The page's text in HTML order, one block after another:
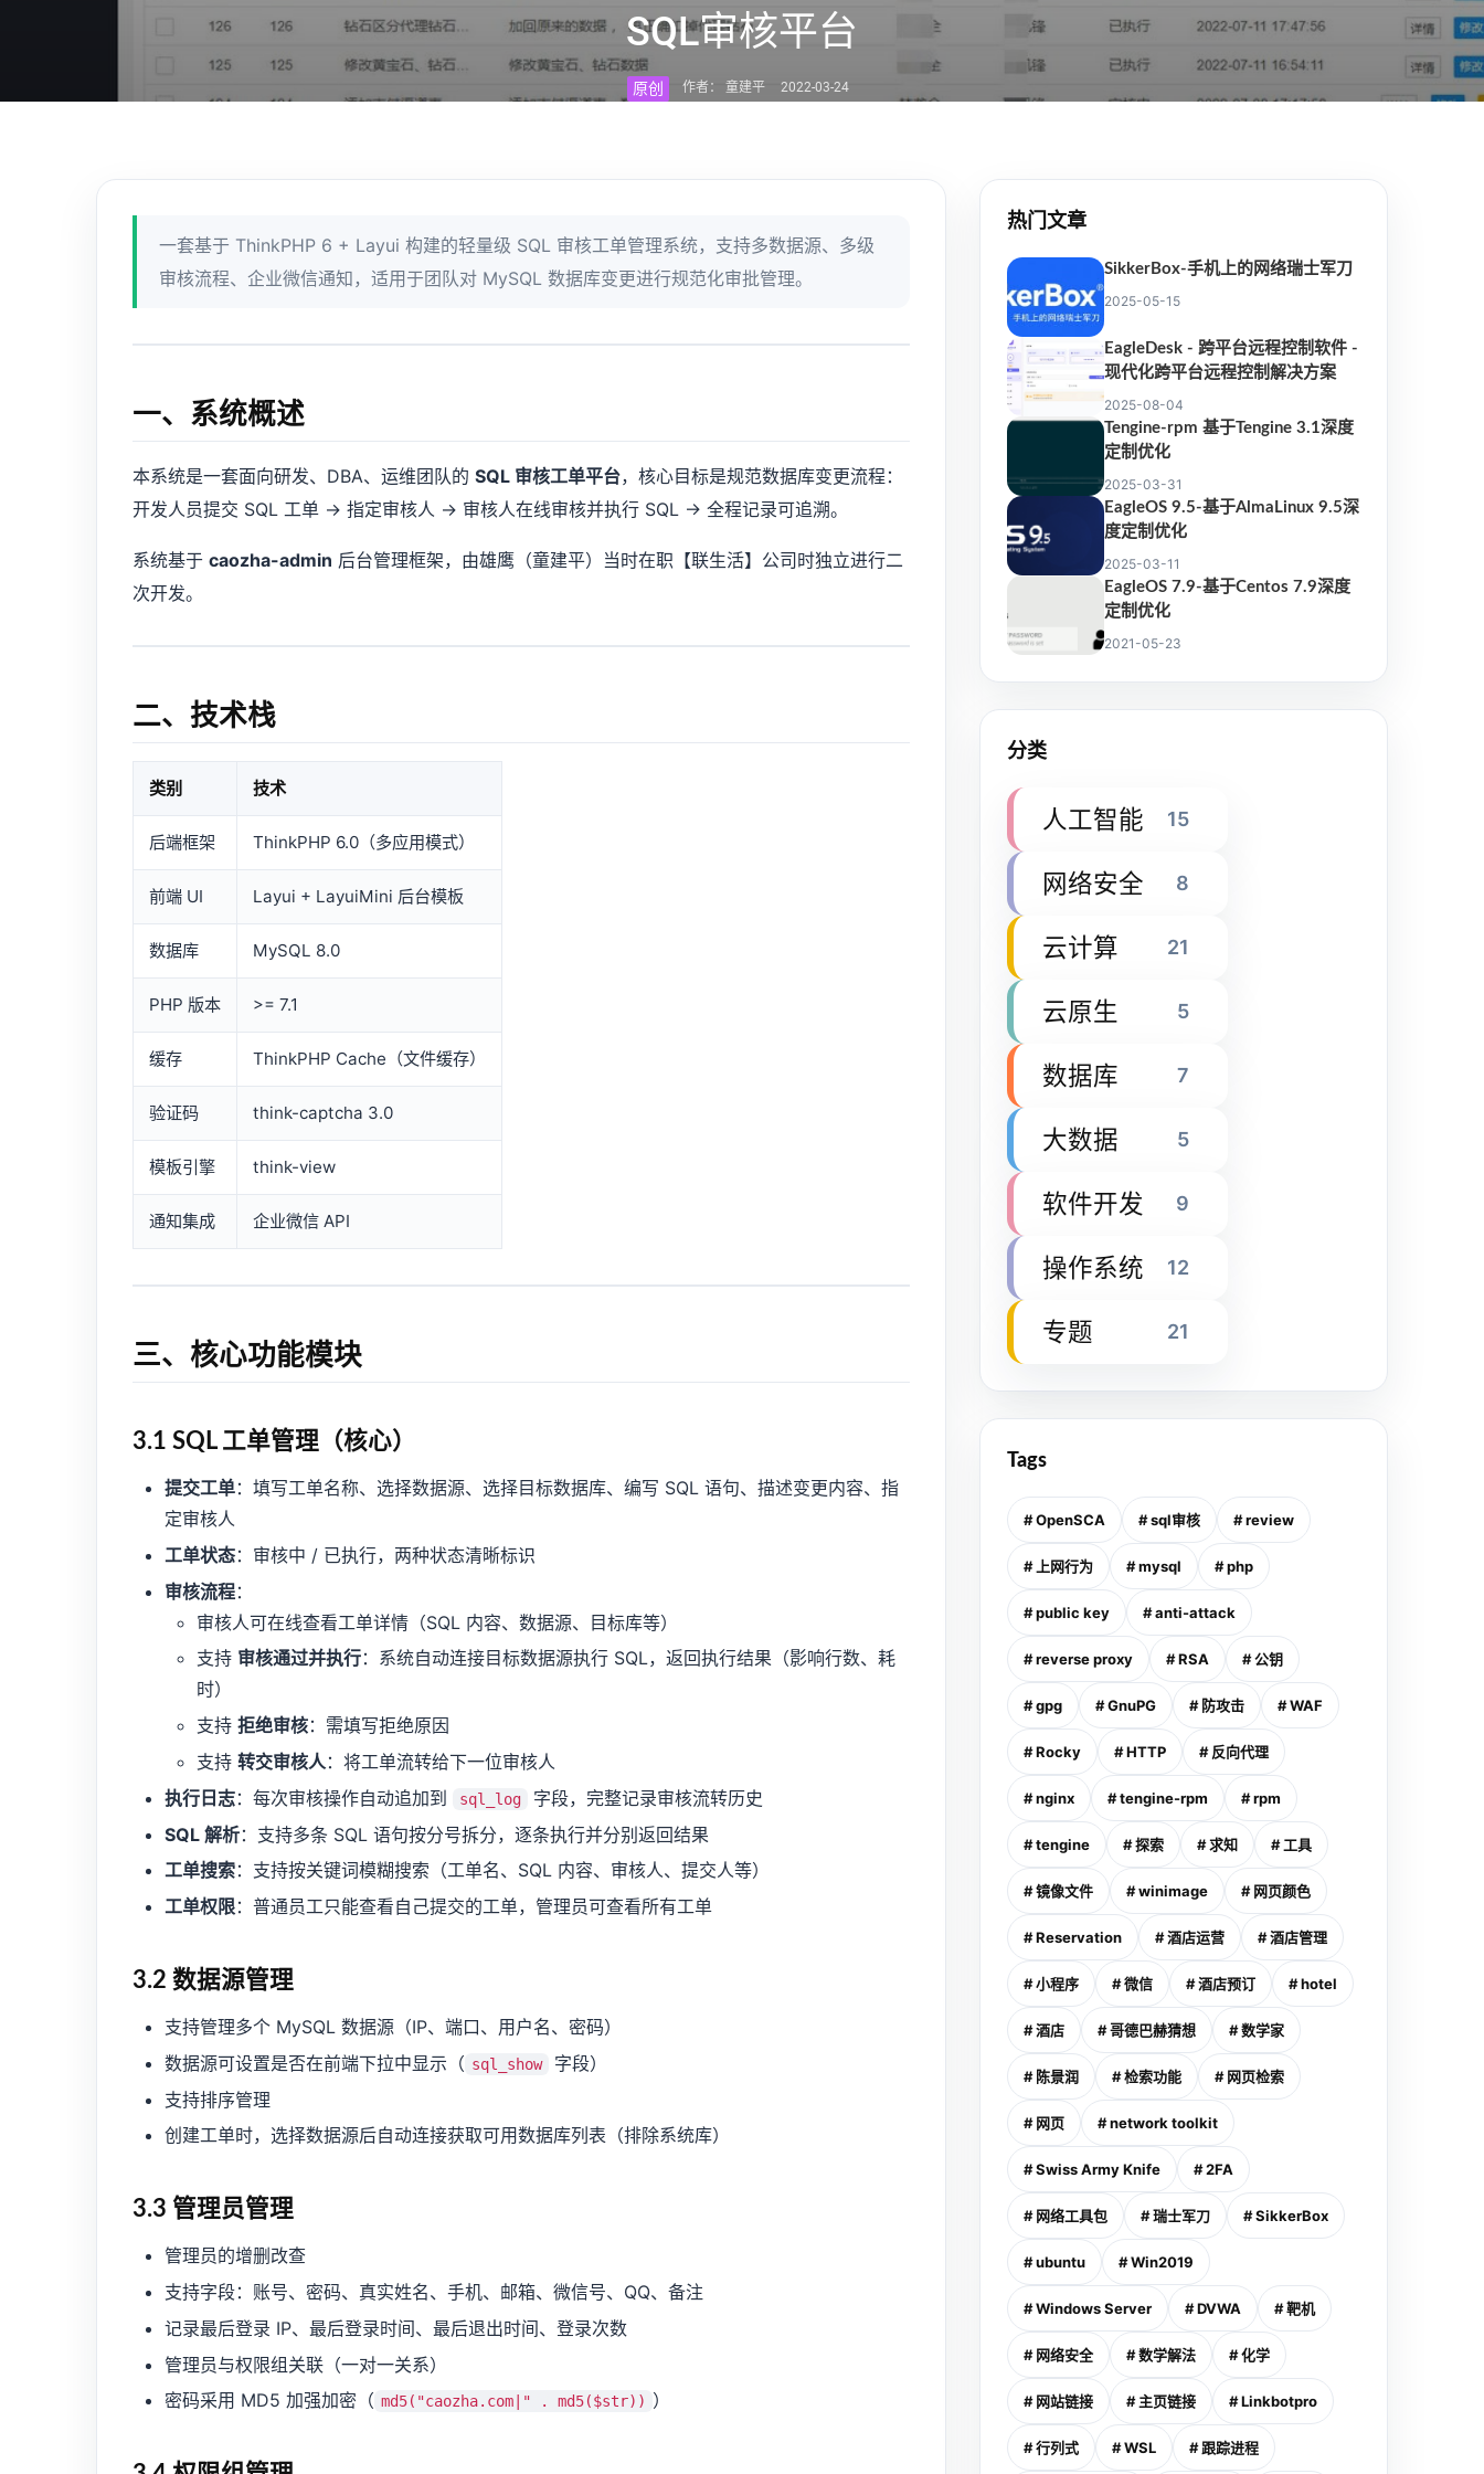
SQL审核平台
原创 作者： 童建平 2022-03-24
一套基于 ThinkPHP 6 + Layui 构建的轻量级 SQL 审核工单管理系统，支持多数据源、多级
审核流程、企业微信通知，适用于团队对 MySQL 数据库变更进行规范化审批管理。
一、系统概述
本系统是一套面向研发、DBA、运维团队的 SQL 审核工单平台，核心目标是规范数据库变更流程：
开发人员提交 SQL 工单 → 指定审核人 → 审核人在线审核并执行 SQL → 全程记录可追溯。
系统基于 caozha-admin 后台管理框架，由雄鹰（童建平）当时在职【联生活】公司时独立进行二
次开发。
二、技术栈
类别 技术
后端框架 ThinkPHP 6.0（多应用模式）
前端 UI Layui + LayuiMini 后台模板
数据库 MySQL 8.0
PHP 版本 >= 7.1
缓存 ThinkPHP Cache（文件缓存）
验证码 think-captcha 3.0
模板引擎 think-view
通知集成 企业微信 API
三、核心功能模块
3.1 SQL 工单管理（核心）
提交工单：填写工单名称、选择数据源、选择目标数据库、编写 SQL 语句、描述变更内容、指
定审核人
工单状态：审核中 / 已执行，两种状态清晰标识
审核流程：
审核人可在线查看工单详情（SQL 内容、数据源、目标库等）
支持 审核通过并执行：系统自动连接目标数据源执行 SQL，返回执行结果（影响行数、耗
时）
支持 拒绝审核：需填写拒绝原因
支持 转交审核人 ：将工单流转给下一位审核人
执行日志：每次审核操作自动追加到 sql_log
字段，完整记录审核流转历史
SQL 解析：支持多条 SQL 语句按分号拆分，逐条执行并分别返回结果
工单搜索：支持按关键词模糊搜索（工单名、SQL 内容、审核人、提交人等）
工单权限：普通员工只能查看自己提交的工单，管理员可查看所有工单
3.2 数据源管理
支持管理多个 MySQL 数据源（IP、端口、用户名、密码）
数据源可设置是否在前端下拉中显示（ sql_show
字段）
支持排序管理
创建工单时，选择数据源后自动连接获取可用数据库列表（排除系统库）
3.3 管理员管理
管理员的增删改查
支持字段：账号、密码、真实姓名、手机、邮箱、微信号、QQ、备注
记录最后登录 IP、最后登录时间、最后退出时间、登录次数
管理员与权限组关联（一对一关系）
密码采用 MD5 加强加密（ md5("caozha.com|" . md5($str)) ）
热门文章
SikkerBox-手机上的网络瑞士军刀
2025-05-15
EagleDesk - 跨平台远程控制软件 -
现代化跨平台远程控制解决方案
2025-08-04
Tengine-rpm 基于Tengine 3.1深度
定制优化
2025-03-31
EagleOS 9.5-基于AlmaLinux 9.5深
度定制优化
2025-03-11
EagleOS 7.9-基于Centos 7.9深度
定制优化
2021-05-23
分类
人工智能 15
网络安全 8
云计算 21
云原生 5
数据库 7
大数据 5
软件开发 9
操作系统 12
专题 21
Tags
# OpenSCA # sql审核 # review
# 上网行为 # mysql # php
# public key # anti-attack
# reverse proxy # RSA # 公钥
# gpg # GnuPG # 防攻击 # WAF
# Rocky # HTTP # 反向代理
# nginx # tengine-rpm # rpm
# tengine # 探索 # 求知 # 工具
# 镜像文件 # winimage # 网页颜色
# Reservation # 酒店运营 # 酒店管理
# 小程序 # 微信 # 酒店预订 # hotel
# 酒店 # 哥德巴赫猜想 # 数学家
# 陈景润 # 检索功能 # 网页检索
# 网页 # network toolkit
# Swiss Army Knife # 2FA
# 网络工具包 # 瑞士军刀 # SikkerBox
# ubuntu # Win2019
# Windows Server # DVWA # 靶机
# 网络安全 # 数学解法 # 化学
# 网站链接 # 主页链接 # Linkbotpro
# 行列式 # WSL # 跟踪进程